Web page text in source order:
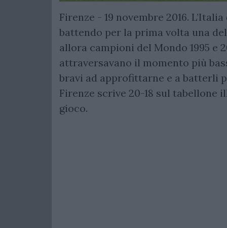
Firenze - 19 novembre 2016.
battendo per la prima volta una
allora campioni del Mondo 1995 e
attraversavano il momento più
bravi ad approfittarne e a batterli
Firenze scrive 20-18 sul
gioco.